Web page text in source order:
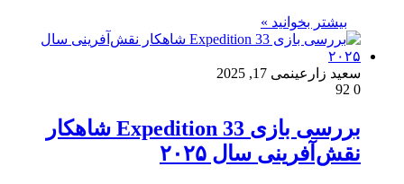
بیشتر بخوانید »
سعید زارعینمی 17, 2025
0
بررسی بازی Expedition 33 شاهکار
نقش‌آفرینی سال ۲۰۲۵